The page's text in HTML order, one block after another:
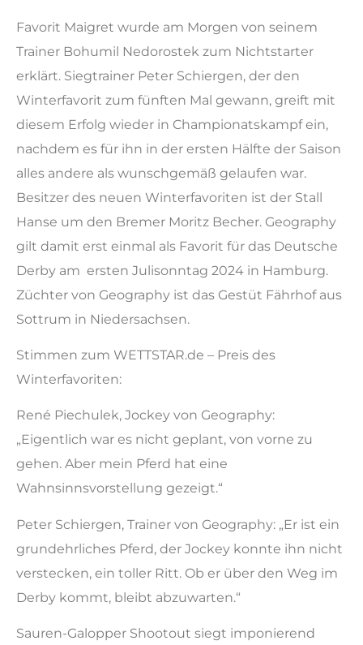
Favorit Maigret wurde am Morgen von seinem
Trainer Bohumil Nedorostek zum Nichtstarter
erklärt. Siegtrainer Peter Schiergen, der den
Winterfavorit zum fünften Mal gewann, greift mit
diesem Erfolg wieder in Championatskampf ein,
nachdem es für ihn in der ersten Hälfte der Saison
alles andere als wunschgemäß gelaufen war.
Besitzer des neuen Winterfavoriten ist der Stall
Hanse um den Bremer Moritz Becher. Geography
gilt damit erst einmal als Favorit für das Deutsche
Derby am ersten Julisonntag 2024 in Hamburg.
Züchter von Geography ist das Gestüt Fährhof aus
Sottrum in Niedersachsen.
Stimmen zum WETTSTAR.de – Preis des
Winterfavoriten:
René Piechulek, Jockey von Geography:
„Eigentlich war es nicht geplant, von vorne zu
gehen. Aber mein Pferd hat eine
Wahnsinnsvorstellung gezeigt.“
Peter Schiergen, Trainer von Geography: „Er ist ein
grundehrliches Pferd, der Jockey konnte ihn nicht
verstecken, ein toller Ritt. Ob er über den Weg im
Derby kommt, bleibt abzuwarten.“
Sauren-Galopper Shootout siegt imponierend